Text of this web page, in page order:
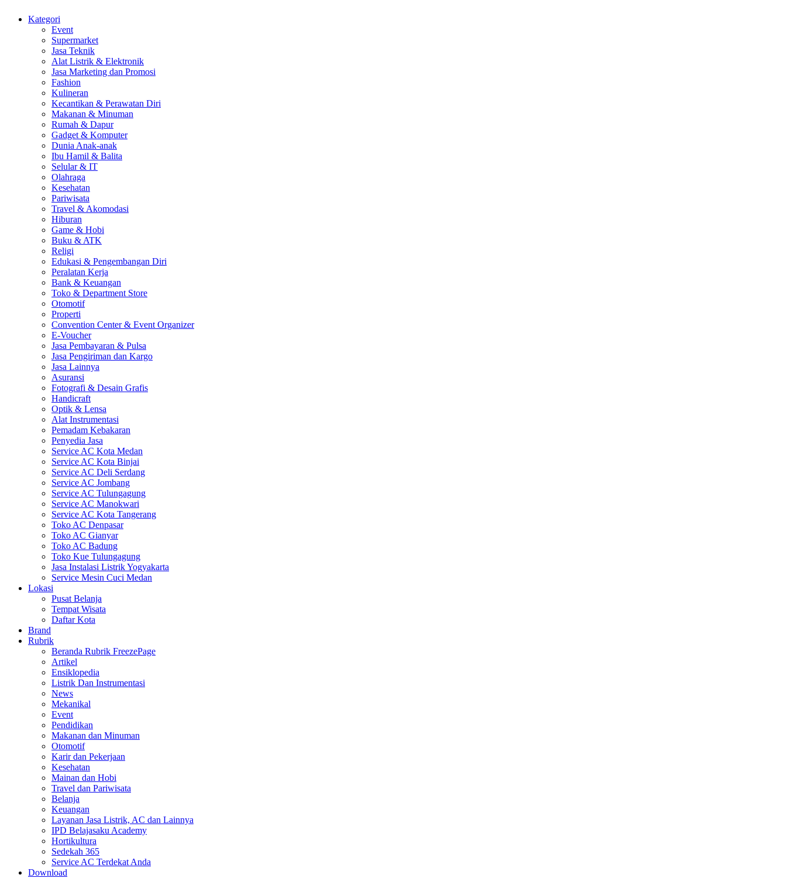
Kategori
Event
Supermarket
Jasa Teknik
Alat Listrik & Elektronik
Jasa Marketing dan Promosi
Fashion
Kulineran
Kecantikan & Perawatan Diri
Makanan & Minuman
Rumah & Dapur
Gadget & Komputer
Dunia Anak-anak
Ibu Hamil & Balita
Selular & IT
Olahraga
Kesehatan
Pariwisata
Travel & Akomodasi
Hiburan
Game & Hobi
Buku & ATK
Religi
Edukasi & Pengembangan Diri
Peralatan Kerja
Bank & Keuangan
Toko & Department Store
Otomotif
Properti
Convention Center & Event Organizer
E-Voucher
Jasa Pembayaran & Pulsa
Jasa Pengiriman dan Kargo
Jasa Lainnya
Asuransi
Fotografi & Desain Grafis
Handicraft
Optik & Lensa
Alat Instrumentasi
Pemadam Kebakaran
Penyedia Jasa
Service AC Kota Medan
Service AC Kota Binjai
Service AC Deli Serdang
Service AC Jombang
Service AC Tulungagung
Service AC Manokwari
Service AC Kota Tangerang
Toko AC Denpasar
Toko AC Gianyar
Toko AC Badung
Toko Kue Tulungagung
Jasa Instalasi Listrik Yogyakarta
Service Mesin Cuci Medan
Lokasi
Pusat Belanja
Tempat Wisata
Daftar Kota
Brand
Rubrik
Beranda Rubrik FreezePage
Artikel
Ensiklopedia
Listrik Dan Instrumentasi
News
Mekanikal
Event
Pendidikan
Makanan dan Minuman
Otomotif
Karir dan Pekerjaan
Kesehatan
Mainan dan Hobi
Travel dan Pariwisata
Belanja
Keuangan
Layanan Jasa Listrik, AC dan Lainnya
IPD Belajasaku Academy
Hortikultura
Sedekah 365
Service AC Terdekat Anda
Download